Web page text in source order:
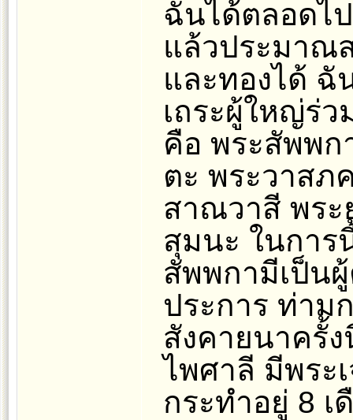
ฉันได้ตลอดไ
แล้วประมาณ
และทองได้ ฉั
เถระผู้ใหญ่ร่
คือ พระสัพพ
ตะ พระวาสภ
สาณวาสี พร
สุมนะ ในการ
สัพพกามีเป็น
ประการ ท่าม
สังคายนาครั้
ไพศาลี มีพระ
กระทำอยู่ 8 เ